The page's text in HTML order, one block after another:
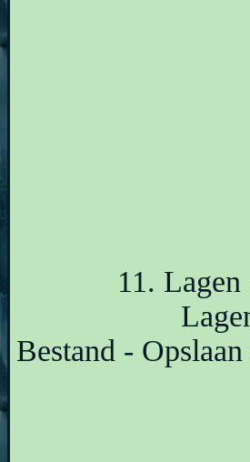
11.
Bestand -